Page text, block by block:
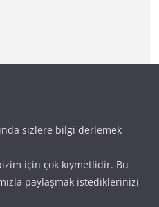
sizlere bilgi derlemek
için çok kıymetlidir. Bu
paylaşmak istediklerinizi